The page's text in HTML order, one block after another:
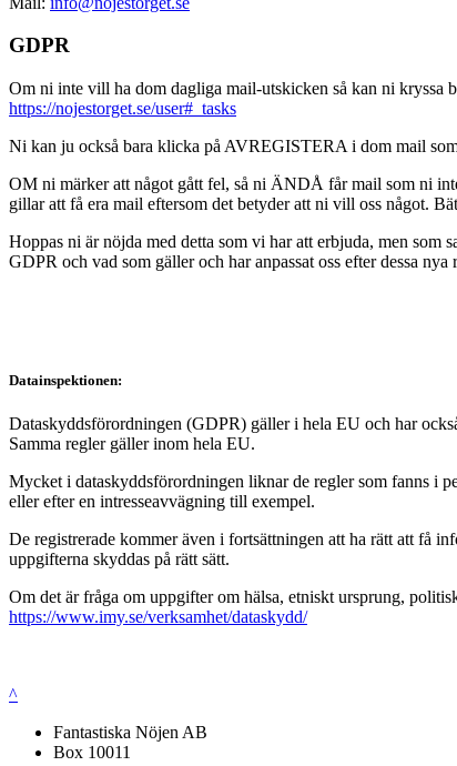
GDPR
Om ni inte vill ha dom dagliga mail-utskicken så kan ni kryssa
https://nojestorget.se/user#_tasks
Ni kan ju också bara klicka på AVREGISTERA i dom mail
OM ni märker att något gått fel, så ni ÄNDÅ får mail som ni
gillar att få era mail eftersom det betyder att ni vill oss något.
Hoppas ni är nöjda med detta som vi har att erbjuda, men
GDPR och vad som gäller och har anpassat oss efter dessa
Datainspektionen:
Dataskyddsförordningen (GDPR) gäller i hela EU och har
Samma regler gäller inom hela EU.
Mycket i dataskyddsförordningen liknar de regler som fanns i
eller efter en intresseavvägning till exempel.
De registrerade kommer även i fortsättningen att ha rätt att få
uppgifterna skyddas på rätt sätt.
Om det är fråga om uppgifter om hälsa, etniskt ursprung,
https://www.imy.se/verksamhet/dataskydd/
^
Fantastiska Nöjen AB
Box 10011